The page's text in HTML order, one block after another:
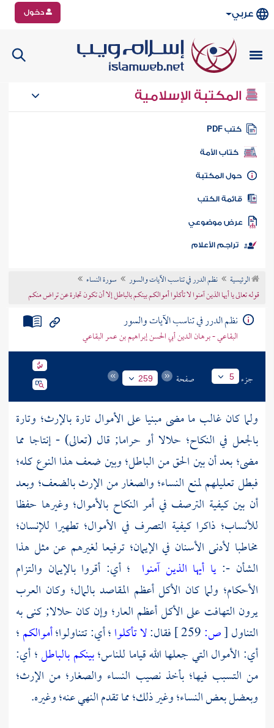
عربي دخول
المكتبة الإسلامية
كتب PDF
كتاب الأمة
المكتبة
الكتب
موضوعي
تراجم الأعلام
الرئيسية نظم الدرر في تناسب الآيات والسور
سورة النساء
قوله تعالى يا أيها الذين آمنوا لا تأكلوا أموالكم بينكم بالباطل إلا أن تكون تجارة عن تراض منكم
نظم الدرر في تناسب الآيات والسور
البقاعي - برهان الدين أبي الحسن إبراهيم بن عمر البقاعي
جزء 5 صفحة 259
ولما كان غالب ما مضى مبنيا على الأموال تارة بالإرث؛ وتارة
بالجعل في النكاح؛ حلالا أو حراما; قال (تعالى) - إنتاجا مما
مضى؛ بعد أن بين الحق من الباطل؛ وبين ضعف هذا النوع كله؛
فبطل تعليلهم لمنع النساء؛ والصغار من الإرث بالضعف؛ وبعد
أن بين كيفية الترصف في أمر النكاح بالأموال؛ وغيرها حفظا
للأنساب؛ ذاكرا كيفية التصرف في الأموال؛ تطهيرا للإنسان؛
مخاطبا لأدنى الأسنان في الإيمان؛ ترفيعا لغيرهم عن مثل هذا
الشأن -:يا أيها الذين آمنوا ؛ أي: أقروا بالإيمان والتزام
الأحكام؛ ولما كان الأكل أعظم المقاصد بالمال؛ وكان العرب
يرون التهافت على الأكل أعظم العار؛ وإن كان حلالا; كنى به
التناول[ص: فقال:لا تأكلوا؛ أي: تتناولوا؛أموالكم؛
أي: الأموال التي جعلها الله قياما للناس؛بينكم بالباطل؛ أي:
من التسبب فيها؛ بأخذ نصيب النساء والصغار؛ من الإرث؛
وبعضل بعض النساء؛ وغير ذلك؛ مما تقدم النهي عنه؛ وغيره.